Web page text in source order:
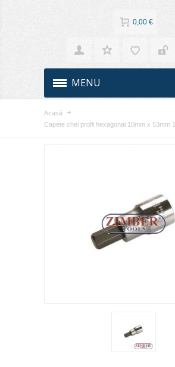
0,00 €
MENU
Acasă
Capete chei profil hexagonal 10mm x 53mm